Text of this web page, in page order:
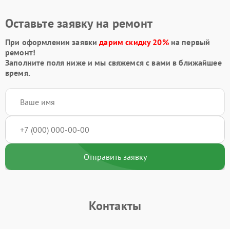
Оставьте заявку на ремонт
При оформлении заявкидарим скидку 20%на первый
ремонт!
Заполните поля ниже и мы свяжемся с вами в ближайшее
время.
Отправить заявку
Контакты